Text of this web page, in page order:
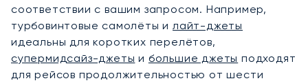
соответствии с вашим запросом. Например,
турбовинтовые самолёты и лайт-джеты
идеальны для коротких перелётов,
супермидсайз-джеты и большие джеты подходят
для рейсов продолжительностью от шести